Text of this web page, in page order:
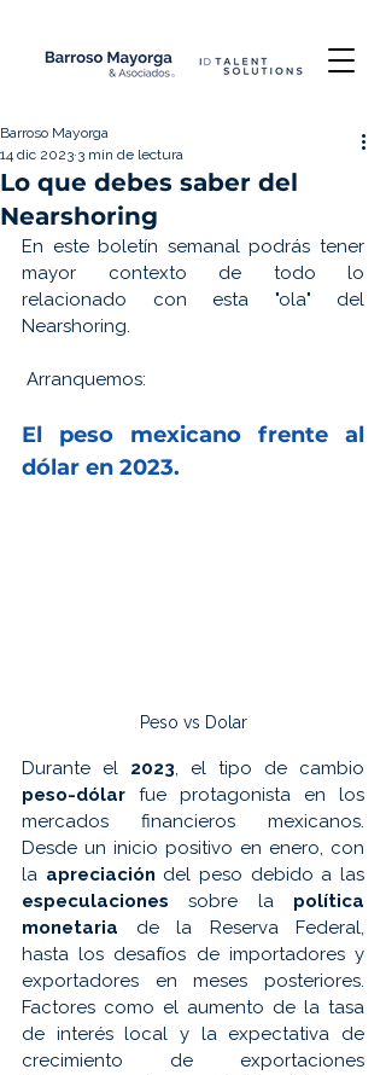
Lo que debes saber del
Nearshoring
Barroso Mayorga
14 dic 2023 3 min de lectura
En este boletín semanal podrás tener
mayor contexto de todo lo
relacionado con esta "ola" del
Nearshoring.
Arranquemos:
El peso mexicano frente al
dólar en 2023.
Peso vs Dolar
Durante el 2023
peso-dólar fue protagonista en los
mercados financieros mexicanos.
Desde un inicio positivo en enero, con
la apreciación
especulaciones sobre la política
monetaria de la Reserva Federal,
hasta los desafíos de importadores y
exportadores en meses posteriores.
Factores como el aumento de la tasa
de interés local y la expectativa de
crecimiento de exportaciones